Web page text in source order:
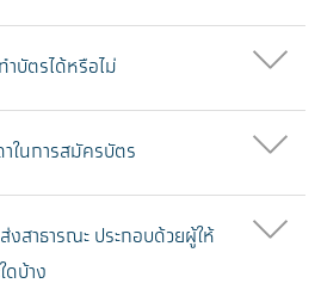
บัตรได้หรือไม่
ในการสมัครบัตร
งสาธารณะ ประกอบด้วยผู้ให้
ดบ้าง